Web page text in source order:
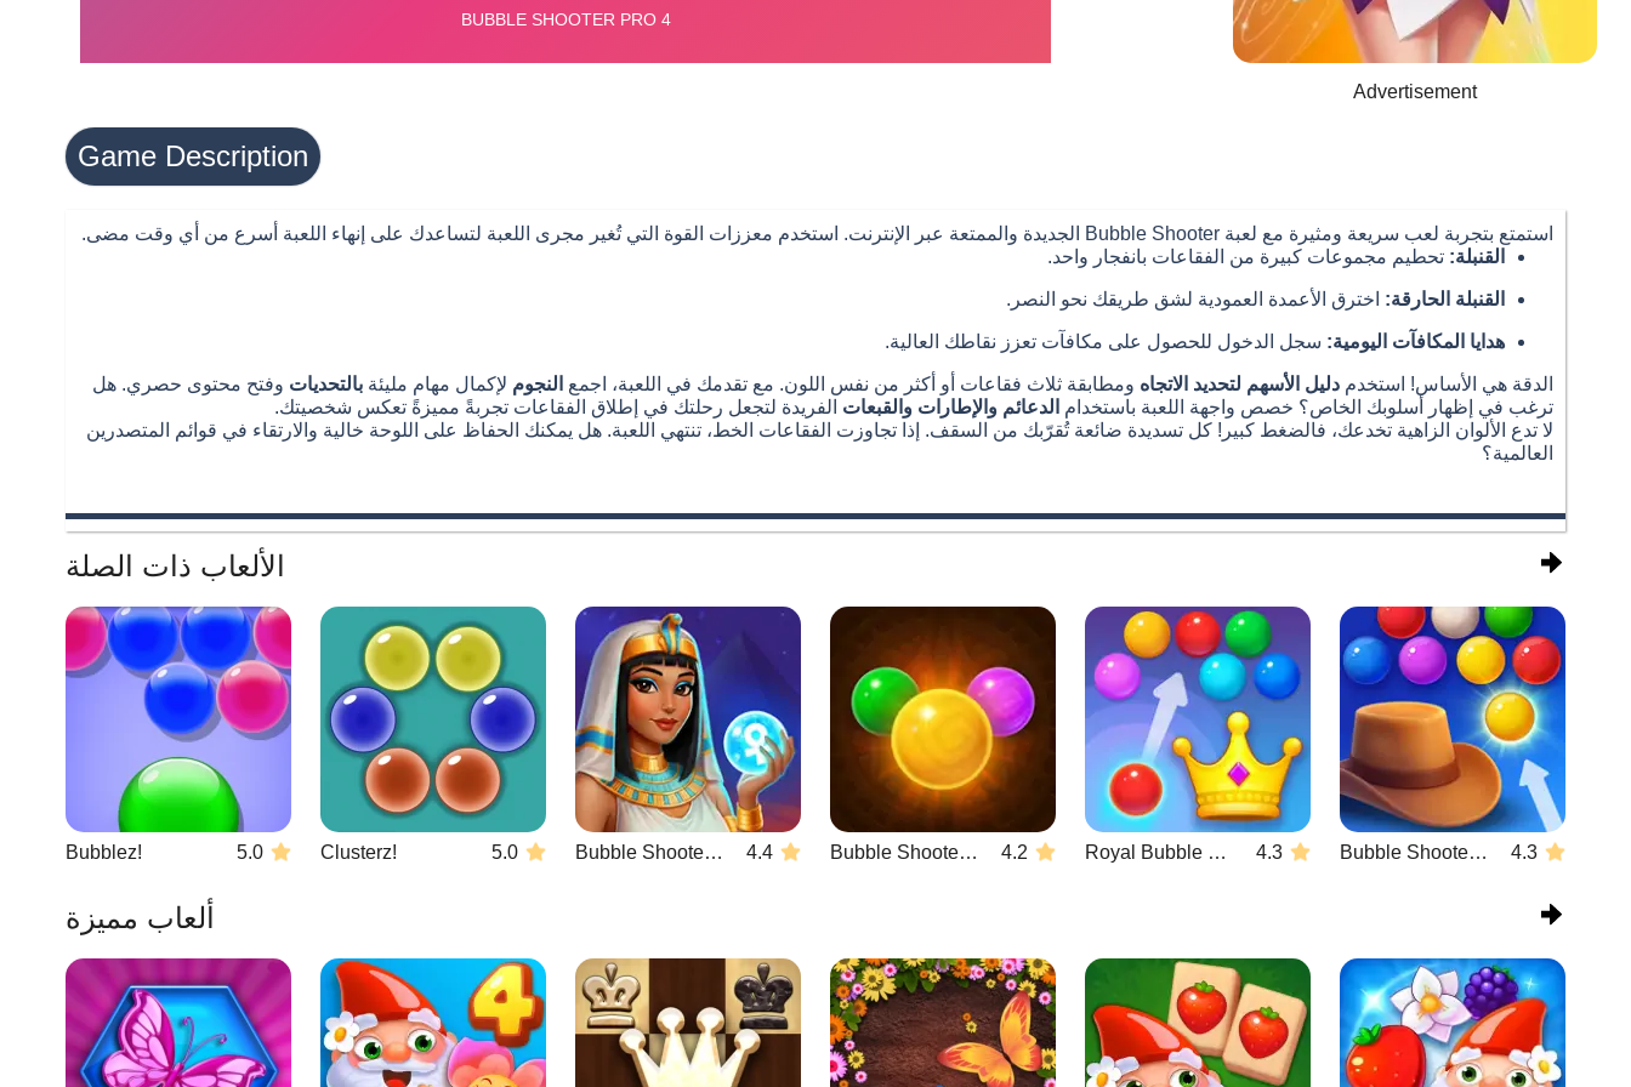
Advertisement
Game Description
استمتع بتجربة لعب سريعة ومثيرة مع لعبة Bubble Shooter الجديدة والممتعة عبر الإنترنت. استخدم معززات القوة التي تُغير مجرى اللعبة لتساعدك على إنهاء اللعبة أسرع من أي وقت مضى.
القنبلة: تحطيم مجموعات كبيرة من الفقاعات بانفجار واحد.
القنبلة الحارقة: اخترق الأعمدة العمودية لشق طريقك نحو النصر.
هدايا المكافآت اليومية: سجل الدخول للحصول على مكافآت تعزز نقاطك العالية.
الدقة هي الأساس! استخدم دليل الأسهم لتحديد الاتجاه ومطابقة ثلاث فقاعات أو أكثر من نفس اللون. مع تقدمك في اللعبة، اجمع النجوم لإكمال مهام مليئة بالتحديات وفتح محتوى حصري. هل
ترغب في إظهار أسلوبك الخاص؟ خصص واجهة اللعبة باستخدام الدعائم والإطارات والقبعات الفريدة لتجعل رحلتك في إطلاق الفقاعات تجربةً مميزةً تعكس شخصيتك.
لا تدع الألوان الزاهية تخدعك، فالضغط كبير! كل تسديدة ضائعة تُقرّبك من السقف. إذا تجاوزت الفقاعات الخط، تنتهي اللعبة. هل يمكنك الحفاظ على اللوحة خالية والارتقاء في قوائم المتصدرين
العالمية؟
الألعاب ذات الصلة
Bubblez! 5.0 Clusterz! 5.0 Bubble Shooter Wonders of Egypt 4.4 Bubble Shooter Temple Jewels 4.2 Royal Bubble Blast 4.3 Bubble Shooter Wild West 4.3
ألعاب مميزة